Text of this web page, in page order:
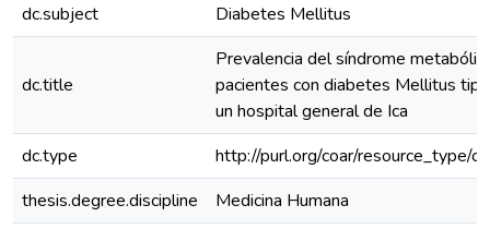
dc.subject
Diabetes Mellitus
dc.title
Prevalencia del síndrome
pacientes con diabetes Mellitus
un hospital general de Ica
dc.type
http://purl.org/coar/resource_type/
thesis.degree.discipline
Medicina Humana